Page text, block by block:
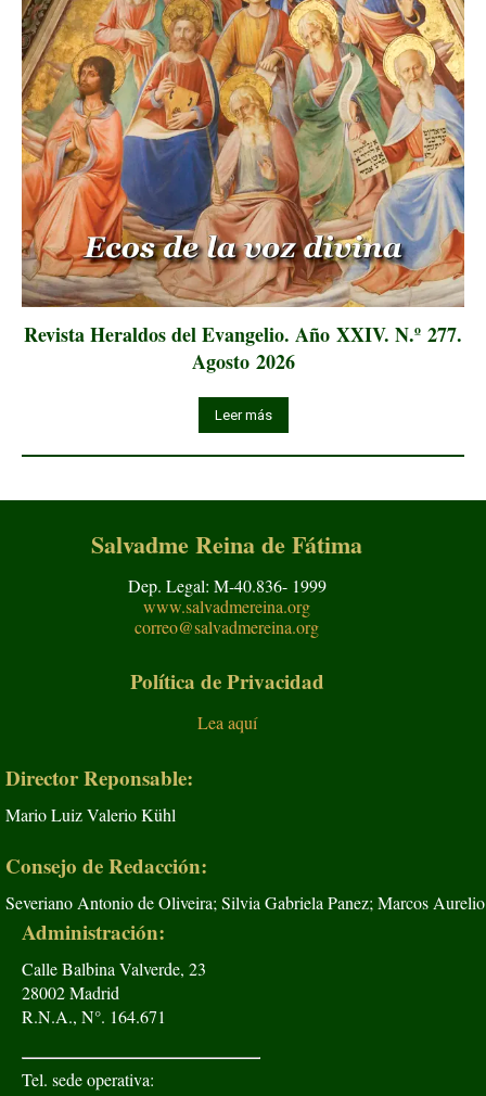
Revista Heraldos del Evangelio. Año XXIV. N.º 277.
Agosto 2026
Leer más
Salvadme Reina de Fátima
Dep. Legal: M-40.836- 1999
www.salvadmereina.org
correo@salvadmereina.org
Política de Privacidad
Lea aquí
Director Reponsable:
Mario Luiz Valerio Kühl
Consejo de Redacción:
Severiano Antonio de Oliveira; Silvia Gabriela Panez; Marcos
Administración:
Calle Balbina Valverde, 23
28002 Madrid
R.N.A., N°. 164.671
Tel. sede operativa: